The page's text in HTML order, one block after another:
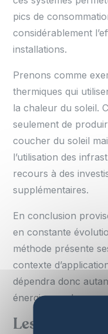
pics de
considérablement
installations.
Prenons comme
thermiques qui
la chaleur du soleil.
seulement de
coucher du soleil
l’utilisation des
recours à des
supplémentaires.
En conclusion
en constante
méthode présente
contexte
dépendra donc
énergie que des
Les